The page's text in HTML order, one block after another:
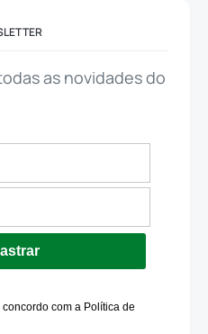
as novidades do
com a Política de